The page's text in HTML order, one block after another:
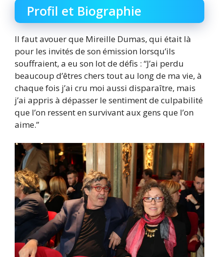
Profil et Biographie
Il faut avouer que Mireille Dumas, qui était là
pour les invités de son émission lorsqu’ils
souffraient, a eu son lot de défis : “J’ai perdu
beaucoup d’êtres chers tout au long de ma vie, à
chaque fois j’ai cru moi aussi disparaître, mais
j’ai appris à dépasser le sentiment de culpabilité
que l’on ressent en survivant aux gens que l’on
aime.”